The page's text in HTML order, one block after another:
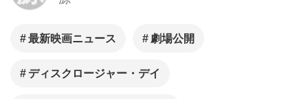
最新映画ニュース 劇場公開
ディスクロージャー・デイ